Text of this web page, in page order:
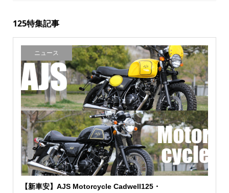
125特集記事
ニュース
【新車安】AJS Motorcycle Cadwell125・